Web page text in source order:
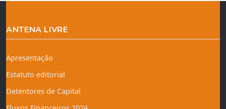
ANTENA LIVRE
Apresentação
Estatuto editorial
Detentores de Capital